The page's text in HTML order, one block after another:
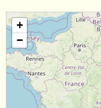
orchester
musikhochschulen
jugendorchester
musicalchairs:
über musicalchairs
+
−